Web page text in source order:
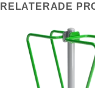
RELATERADE